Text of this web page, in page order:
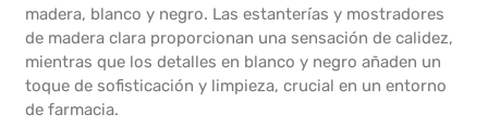
madera, blanco y negro. Las estanterías y mostradores
de madera clara proporcionan una sensación de calidez,
mientras que los detalles en blanco y negro añaden un
toque de sofisticación y limpieza, crucial en un entorno
de farmacia.